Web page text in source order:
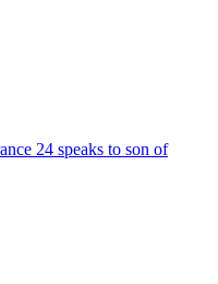
24 speaks to son of